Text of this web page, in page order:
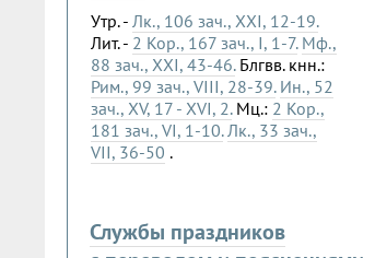
Утр. - Лк., 106 зач., XXI, 12-19.
Лит. - 2 Кор., 167 зач., I, 1-7. Мф.,
88 зач., XXI, 43-46.Блгвв. кнн.:
Рим., 99 зач., VIII, 28-39. Ин., 52
зач., XV, 17 - XVI, 2.Мц.: 2 Кор.,
181 зач., VI, 1-10. Лк., 33 зач.,
VII, 36-50 .
Службы праздников